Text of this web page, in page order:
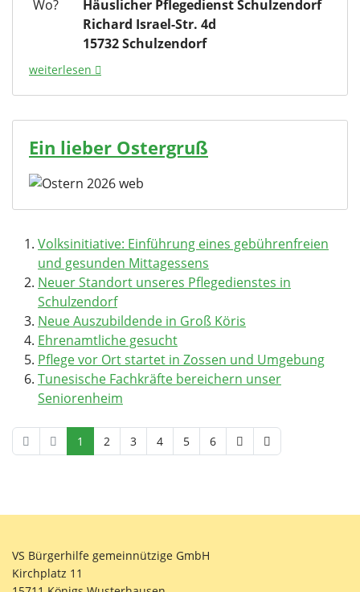
Wo?
Häuslicher Pflegedienst Schulzendorf
Richard Israel-Str. 4d
15732 Schulzendorf
weiterlesen
Ein lieber Ostergruß
Volksinitiative: Einführung eines gebührenfreien
und gesunden Mittagessens
Neuer Standort unseres Pflegedienstes in
Schulzendorf
Neue Auszubildende in Groß Köris
Ehrenamtliche gesucht
Pflege vor Ort startet in Zossen und Umgebung
Tunesische Fachkräfte bereichern unser
Seniorenheim
1 2 3 4 5 6
VS Bürgerhilfe gemeinnützige GmbH
Kirchplatz 11